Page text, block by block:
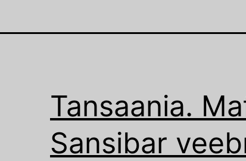
Tansaania.
Sansibar